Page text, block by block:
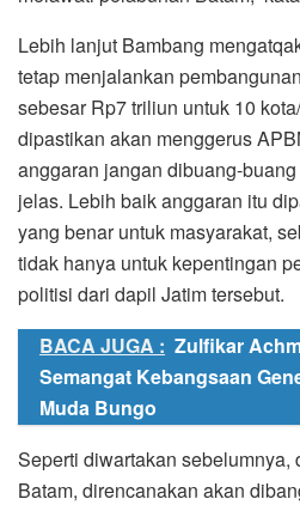
Lebih lanjut Bambang
tetap menjalankan
sebesar Rp7 triliun untuk 10
dipastikan akan menggerus
anggaran jangan dibuang-
jelas. Lebih baik anggaran itu
yang benar untuk masyarakat,
tidak hanya untuk kepentingan
politisi dari dapil Jatim tersebut.
BACA JUGA : Zulfikar
Semangat Kebangsaan
Muda Bungo
Seperti diwartakan sebelumnya,
Batam, direncanakan akan